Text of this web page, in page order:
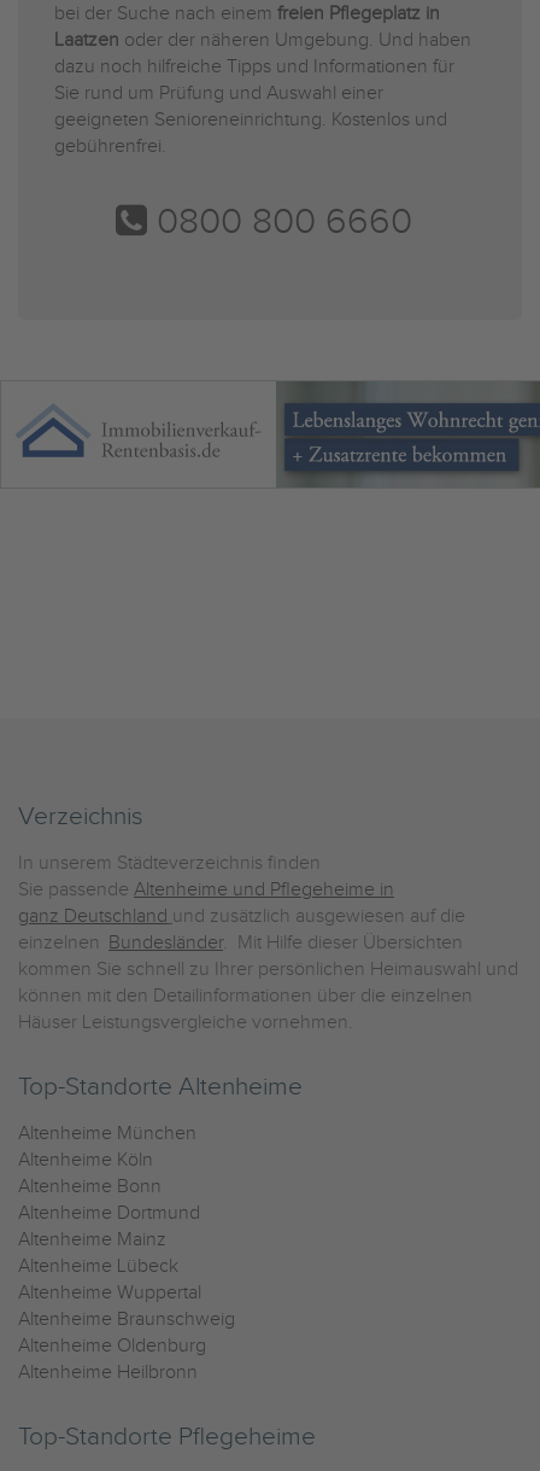
bei der Suche nach einem freien Pflegeplatz in
Laatzen oder der näheren Umgebung. Und haben
dazu noch hilfreiche Tipps und Informationen für
Sie rund um Prüfung und Auswahl einer
geeigneten Senioreneinrichtung. Kostenlos und
gebührenfrei.
0800 800 6660
Verzeichnis
In unserem Städteverzeichnis finden
Sie passende Altenheime und Pflegeheime in
ganz Deutschland und zusätzlich ausgewiesen auf die
einzelnen Bundesländer. Mit Hilfe dieser Übersichten
kommen Sie schnell zu Ihrer persönlichen Heimauswahl und
können mit den Detailinformationen über die einzelnen
Häuser Leistungsvergleiche vornehmen.
Top-Standorte Altenheime
Altenheime München
Altenheime Köln
Altenheime Bonn
Altenheime Dortmund
Altenheime Mainz
Altenheime Lübeck
Altenheime Wuppertal
Altenheime Braunschweig
Altenheime Oldenburg
Altenheime Heilbronn
Top-Standorte Pflegeheime